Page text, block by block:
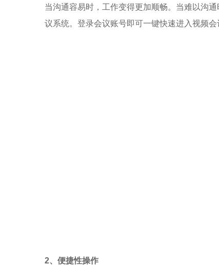
当沟通容易时，工作变得更加顺畅。当难以沟
议系统。登录会议账号即可一键快速进入视频
2、便捷性操作